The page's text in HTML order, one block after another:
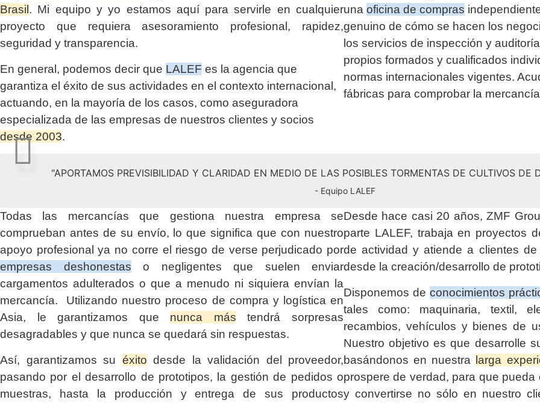
Brasil . Mi equipo y yo estamos aquí para servirle en cualquier
proyecto que requiera asesoramiento profesional, rapidez,
seguridad y transparencia.
En general, podemos decir que LALEF es la agencia que
garantiza el éxito de sus actividades en el contexto internacional,
actuando, en la mayoría de los casos, como aseguradora
especializada de las empresas de nuestros clientes y socios
desde 2003.
una oficina de compras
genuino de cómo se hacen los
los servicios de inspección y
propios formados y cualificados
normas internacionales vigentes.
fábricas para comprobar la
"APORTAMOS PREVISIBILIDAD Y CLARIDAD EN MEDIO DE LAS POSIBLES TORMENTAS DE CULTIVOS DE
- Equipo LALEF
Todas las mercancías que gestiona nuestra empresa se
comprueban antes de su envío, lo que significa que con nuestro
apoyo profesional ya no corre el riesgo de verse perjudicado por
empresas deshonestas o negligentes que suelen enviar
cargamentos adulterados o que a menudo ni siquiera envían la
mercancía. Utilizando nuestro proceso de compra y logística en
Asia, le garantizamos que nunca más tendrá sorpresas
desagradables y que nunca se quedará sin respuestas.
Así, garantizamos su éxito desde la validación del proveedor,
pasando por el desarrollo de prototipos, la gestión de pedidos o
muestras, hasta la producción y entrega de sus productos
Desde hace casi 20 años, ZMF
parte LALEF, trabaja en proyectos
de actividad y atiende a clientes
desde la creación/desarrollo de
Disponemos de conocimientos
tales como: maquinaria, textil,
recambios, vehículos y bienes de
Nuestro objetivo es que desarrolle
basándonos en nuestra larga
prospere de verdad, para que
y convertirse no sólo en nuestro